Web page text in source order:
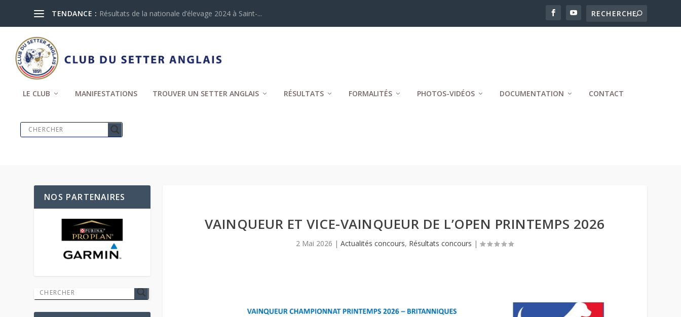
TENDANCE : Résultats de la nationale d’élevage 2024 à Saint-...
LE CLUB MANIFESTATIONS TROUVER UN SETTER ANGLAIS RÉSULTATS FORMALITÉS PHOTOS-VIDÉOS DOCUMENTATION CONTACT
VAINQUEUR ET VICE-VAINQUEUR DE L’OPEN PRINTEMPS 2026
2 Mai 2026 |Actualités concours, Résultats concours |
NOS PARTENAIRES